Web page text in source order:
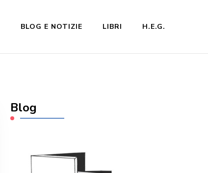
BLOG E NOTIZIE LIBRI H.E.G.
Blog